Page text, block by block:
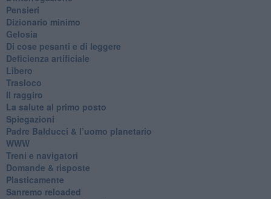
Pensieri
​Dizionario minimo
Gelosia
Di cose pesanti e di leggere
​Deficienza artificiale
Libero
Trasloco
Il raggiro
​La salute al primo posto
Spiegazioni
Padre Balducci & l’uomo planetario
WWW
​Treni e navigatori
​Domande & risposte
​Plasticamente
Sanremo reloaded